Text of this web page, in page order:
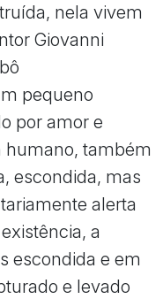
nela vivem
Giovanni
pequeno
por amor e
humano, também
escondida, mas
alerta
a
escondida e em
e levado